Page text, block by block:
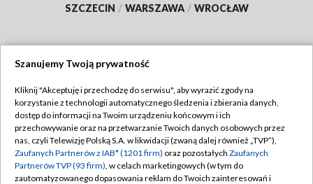
SZCZECIN / WARSZAWA / WROCŁAW
TVP
Abonament TVP
Emisja w TVP
Centrum informacji TVP
Regulamin TVP
Polityka prywatności
Moje zgody
Szanujemy Twoją prywatność
Kliknij "Akceptuję i przechodzę do serwisu", aby wyrazić zgody na
korzystanie z technologii automatycznego śledzenia i zbierania danych,
dostęp do informacji na Twoim urządzeniu końcowym i ich
przechowywanie oraz na przetwarzanie Twoich danych osobowych przez
nas, czyli Telewizję Polską S.A. w likwidacji (zwaną dalej również „TVP”),
Zaufanych Partnerów z IAB* (1201 firm) oraz pozostałych Zaufanych
Partnerów TVP (93 firm), w celach marketingowych (w tym do
zautomatyzowanego dopasowania reklam do Twoich zainteresowań i